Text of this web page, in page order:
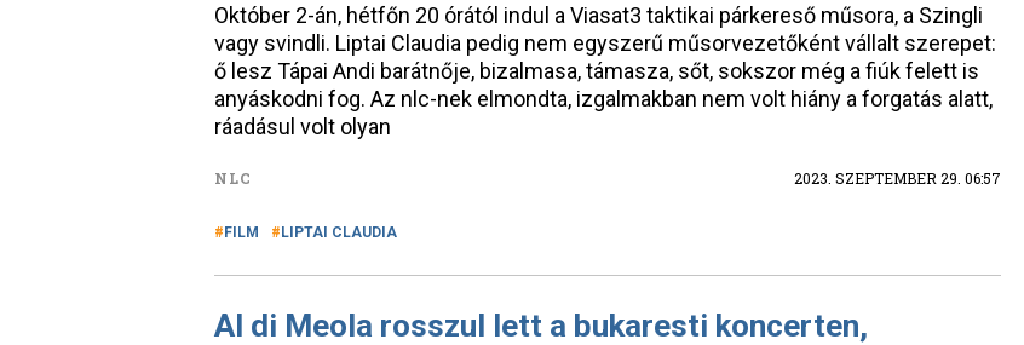
Október 2-án, hétfőn 20 órától indul a Viasat3 taktikai párkereső műsora, a Szingli
vagy svindli. Liptai Claudia pedig nem egyszerű műsorvezetőként vállalt szerepet:
ő lesz Tápai Andi barátnője, bizalmasa, támasza, sőt, sokszor még a fiúk felett is
anyáskodni fog. Az nlc-nek elmondta, izgalmakban nem volt hiány a forgatás alatt,
ráadásul volt olyan
NLC 2023. SZEPTEMBER 29. 06:57
FILM LIPTAI CLAUDIA
Al di Meola rosszul lett a bukaresti koncerten,